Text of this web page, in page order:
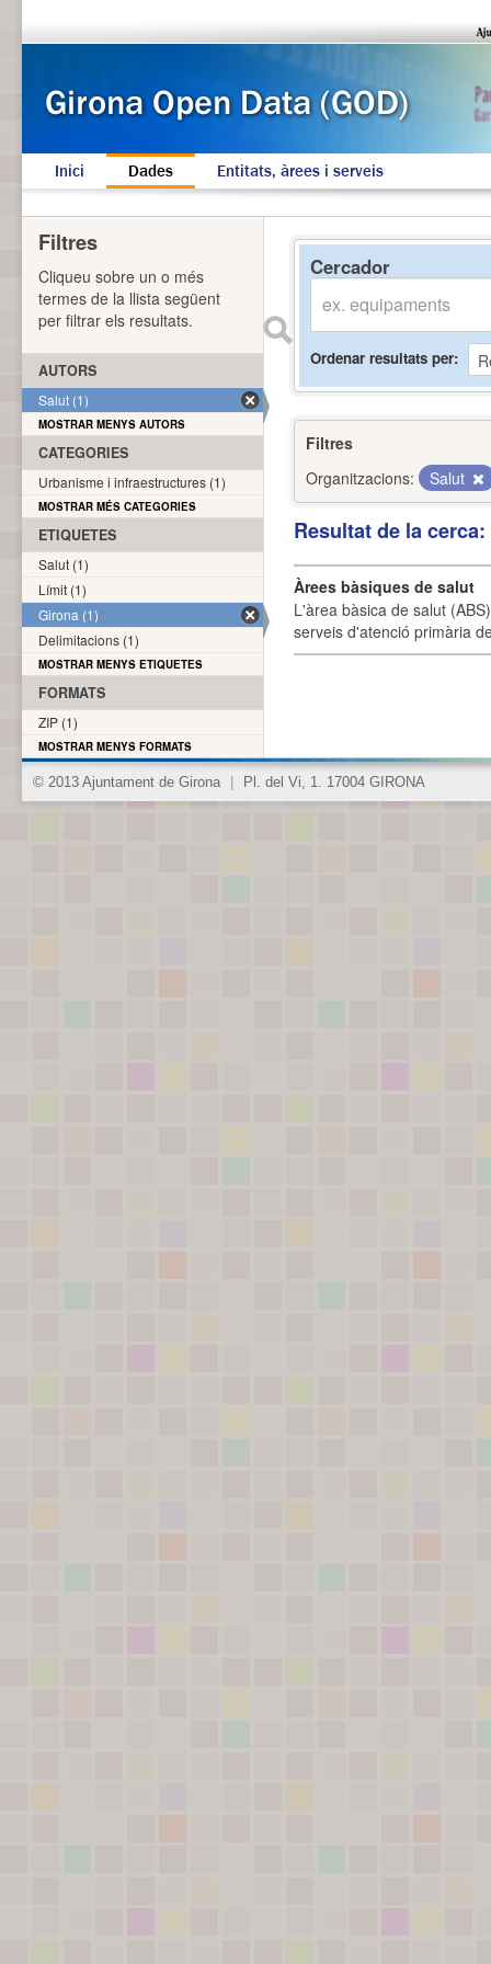
Inici Dades Entitats, àrees i serveis
Cercador
Ordenar resultats per
Filtres
Organitzacions:
Salut
Resultat de la
Àrees bàsiques de salut
L'àrea bàsica de salut
serveis d'atenció primària
Filtres
Cliqueu sobre un o més
termes de la llista següent
per filtrar els resultats.
AUTORS
Salut (1)
MOSTRAR MENYS AUTORS
CATEGORIES
Urbanisme i infraestructures (1)
MOSTRAR MÉS CATEGORIES
ETIQUETES
Salut (1)
Límit (1)
Girona (1)
Delimitacions (1)
MOSTRAR MENYS ETIQUETES
FORMATS
ZIP (1)
MOSTRAR MENYS FORMATS
© 2013 Ajuntament de Girona Pl. del Vi, 1. 17004 GIRONA